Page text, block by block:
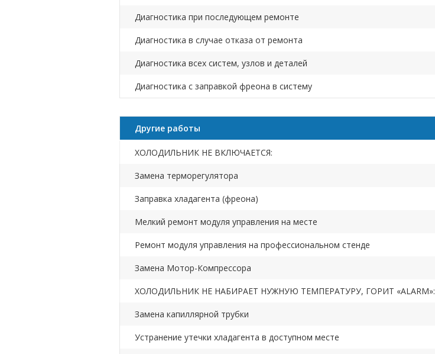
Диагностика при последующем ремонте
Диагностика в случае отказа от ремонта
Диагностика всех систем, узлов и деталей
Диагностика с заправкой фреона в систему
Другие работы
ХОЛОДИЛЬНИК НЕ ВКЛЮЧАЕТСЯ:
Замена терморегулятора
Заправка хладагента (фреона)
Мелкий ремонт модуля управления на месте
Ремонт модуля управления на профессиональном стенде
Замена Мотор-Компрессора
ХОЛОДИЛЬНИК НЕ НАБИРАЕТ НУЖНУЮ ТЕМПЕРАТУРУ, ГОРИТ «ALARM»:
Замена капиллярной трубки
Устранение утечки хладагента в доступном месте